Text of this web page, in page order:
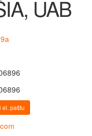
UAB
paštu